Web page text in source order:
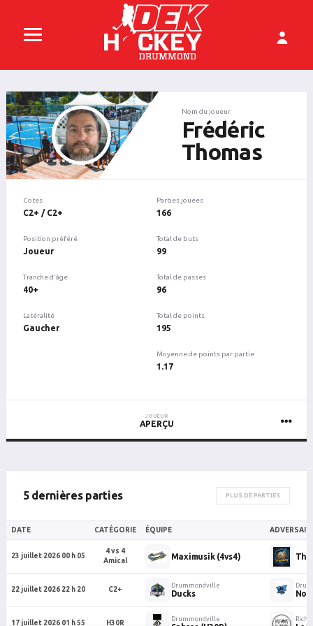
Nom du joueur
Frédéric
Thomas
Cotes
C2+ / C2+
Position préféré
Joueur
Tranche d'âge
40+
Latéralité
Gaucher
Parties jouées
166
Total de buts
99
Total de passes
96
Total de points
195
Moyenne de points par partie
1.17
JOUEUR
APERÇU
5 dernières parties PLUS DE PARTIES
DATE CATÉGORIE ÉQUIPE
23 juillet 2026 00 h 05
4 vs 4
Amical
Maximusik (4vs4)
22 juillet 2026 22 h 20 C2+
Drummondville
Ducks
17 juillet 2026 01 h 55 H30R
Drummondville